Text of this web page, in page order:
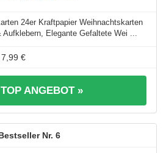
24er Kraftpapier Weihnachtskarten
Elegante Gefaltete Wei ...
7,99 €
ANGEBOT »
6